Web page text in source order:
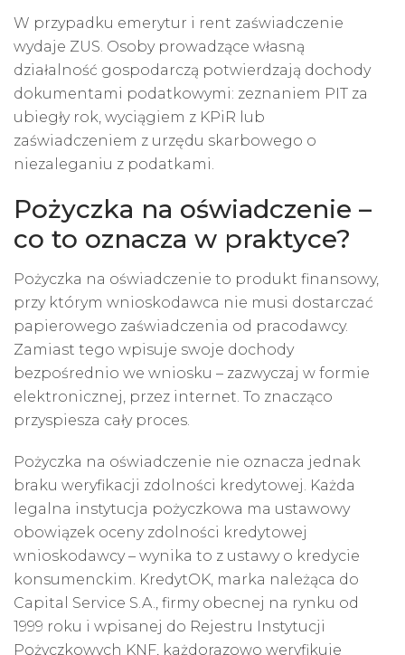
W przypadku emerytur i rent zaświadczenie
wydaje ZUS. Osoby prowadzące własną
działalność gospodarczą potwierdzają dochody
dokumentami podatkowymi: zeznaniem PIT za
ubiegły rok, wyciągiem z KPiR lub
zaświadczeniem z urzędu skarbowego o
niezaleganiu z podatkami.
Pożyczka na oświadczenie –
co to oznacza w praktyce?
Pożyczka na oświadczenie to produkt finansowy,
przy którym wnioskodawca nie musi dostarczać
papierowego zaświadczenia od pracodawcy.
Zamiast tego wpisuje swoje dochody
bezpośrednio we wniosku – zazwyczaj w formie
elektronicznej, przez internet. To znacząco
przyspiesza cały proces.
Pożyczka na oświadczenie nie oznacza jednak
braku weryfikacji zdolności kredytowej. Każda
legalna instytucja pożyczkowa ma ustawowy
obowiązek oceny zdolności kredytowej
wnioskodawcy – wynika to z ustawy o kredycie
konsumenckim. KredytOK, marka należąca do
Capital Service S.A., firmy obecnej na rynku od
1999 roku i wpisanej do Rejestru Instytucji
Pożyczkowych KNF, każdorazowo weryfikuje